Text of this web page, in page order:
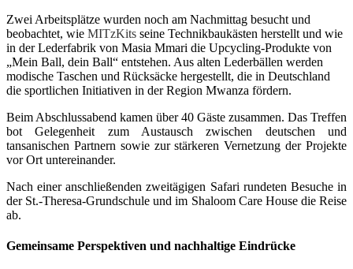
Zwei Arbeitsplätze wurden noch am Nachmittag besucht und
beobachtet, wie MITzKits seine Technikbaukästen herstellt und wie
in der Lederfabrik von Masia Mmari die Upcycling-Produkte von
„Mein Ball, dein Ball“ entstehen. Aus alten Lederbällen werden
modische Taschen und Rücksäcke hergestellt, die in Deutschland
die sportlichen Initiativen in der Region Mwanza fördern.
Beim Abschlussabend kamen über 40 Gäste zusammen. Das Treffen
bot Gelegenheit zum Austausch zwischen deutschen und
tansanischen Partnern sowie zur stärkeren Vernetzung der Projekte
vor Ort untereinander.
Nach einer anschließenden zweitägigen Safari rundeten Besuche in
der St.-Theresa-Grundschule und im Shaloom Care House die Reise
ab.
Gemeinsame Perspektiven und nachhaltige Eindrücke